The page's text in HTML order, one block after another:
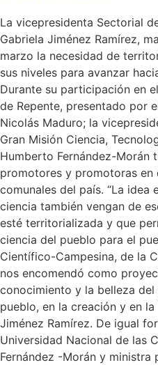
La vicepresidenta Sectorial
Gabriela Jiménez Ramírez,
marzo la necesidad de
sus niveles para avanzar
Durante su participación en
de Repente, presentado por
Nicolás Maduro; la
Gran Misión Ciencia,
Humberto Fernández-Morán
promotores y promotoras en
comunales del país. “La idea
ciencia también vengan de
esté territorializada y que
ciencia del pueblo para el
Científico-Campesina, de la
nos encomendó como
conocimiento y la belleza
pueblo, en la creación y en
Jiménez Ramírez. De igual
Universidad Nacional de las
Fernández -Morán y ministra